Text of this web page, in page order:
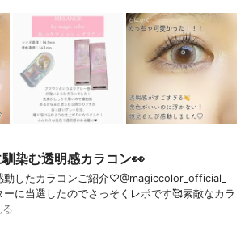
染む透明感カラコン👀
動したカラコンご紹介♡@magiccolor_official_
に当選したのでさっそくレポです🥰素敵なカラ